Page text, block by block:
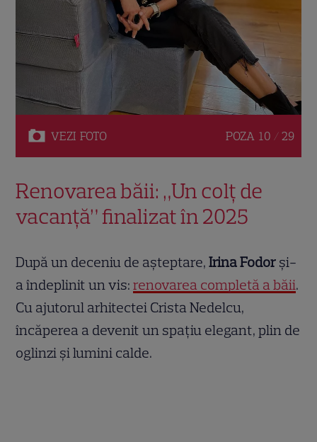
VEZI FOTO POZA 10 / 29
Renovarea băii: „Un colț de
vacanță” finalizat în 2025
După un deceniu de așteptare,Irina Fodor și-
a îndeplinit un vis:renovarea completă a băii.
Cu ajutorul arhitectei Crista Nedelcu,
încăperea a devenit un spațiu elegant, plin de
oglinzi și lumini calde.